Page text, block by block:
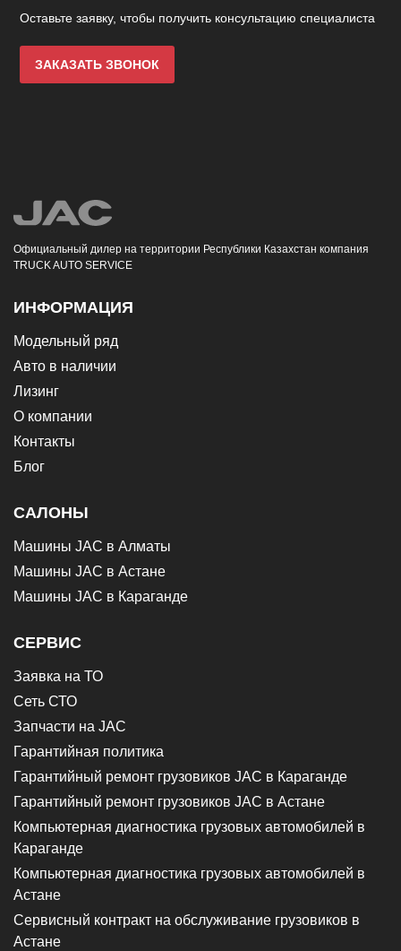
Оставьте заявку, чтобы получить консультацию специалиста
ЗАКАЗАТЬ ЗВОНОК
Официальный дилер на территории Республики Казахстан компания
TRUCK AUTO SERVICE
ИНФОРМАЦИЯ
Модельный ряд
Авто в наличии
Лизинг
О компании
Контакты
Блог
САЛОНЫ
Машины JAC в Алматы
Машины JAC в Астане
Машины JAC в Караганде
СЕРВИС
Заявка на ТО
Сеть СТО
Запчасти на JAC
Гарантийная политика
Гарантийный ремонт грузовиков JAC в Караганде
Гарантийный ремонт грузовиков JAC в Астане
Компьютерная диагностика грузовых автомобилей в
Караганде
Компьютерная диагностика грузовых автомобилей в
Астане
Сервисный контракт на обслуживание грузовиков в
Астане